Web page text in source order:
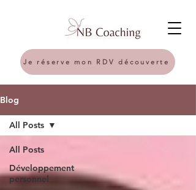
Je réserve mon RDV découverte
Blog
All Posts
Développement
personnel
All Posts